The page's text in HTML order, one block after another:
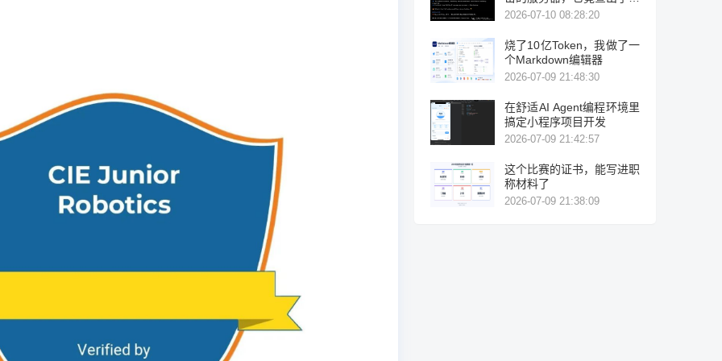
力破解！
2026-07-10 08:28:20
烧了10亿Token，我做了一
个Markdown编辑器
2026-07-09 21:48:30
在舒适AI Agent编程环境里
搞定小程序项目开发
2026-07-09 21:42:57
这个比赛的证书，能写进职
称材料了
2026-07-09 21:38:09